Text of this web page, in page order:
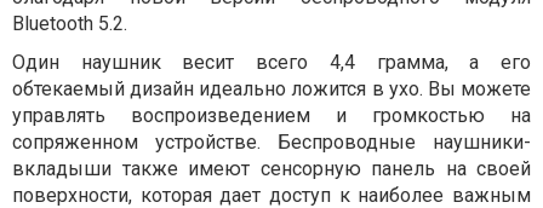
Bluetooth 5.2.
Один наушник весит всего 4,4 грамма, а его
обтекаемый дизайн идеально ложится в ухо. Вы можете
управлять воспроизведением и громкостью на
сопряженном устройстве. Беспроводные наушники-
вкладыши также имеют сенсорную панель на своей
поверхности, которая дает доступ к наиболее важным